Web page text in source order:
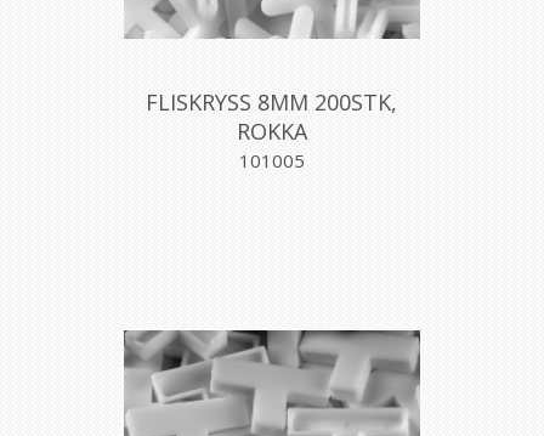
FLISKRYSS 8MM 200STK,
ROKKA
101005